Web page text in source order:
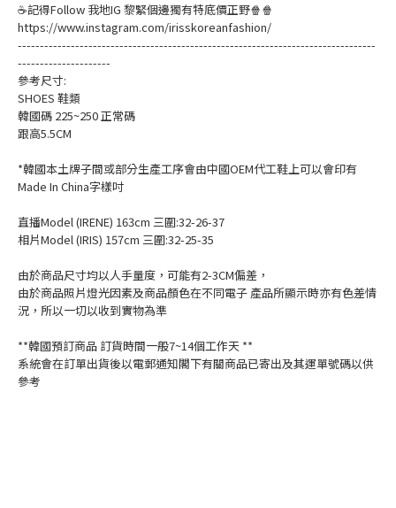
☕記得Follow 我地IG 黎緊個邊獨有特底價正野🍿🍿
https://www.instagram.com/irisskoreanfashion/
---------------------------------------------------------------------------------
---------------------
參考尺寸:
SHOES 鞋類
韓國碼 225~250 正常碼
跟高5.5CM
*韓國本土牌子間或部分生產工序會由中國OEM代工鞋上可以會印有
Made In China字樣吋
直播Model (IRENE) 163cm 三圍:32-26-37
相片Model (IRIS) 157cm 三圍:32-25-35
由於商品尺寸均以人手量度，可能有2-3CM偏差，
由於商品照片燈光因素及商品顏色在不同電子 產品所顯示時亦有色差情
況，所以一切以收到實物為準
**韓國預訂商品 訂貨時間一般7~14個工作天 **
系統會在訂單出貨後以電郵通知閣下有關商品已寄出及其運單號碼以供
參考